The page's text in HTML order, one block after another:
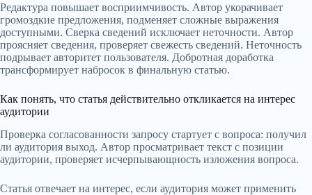
Редактура повышает восприимчивость. Автор укорачивает
громоздкие предложения, подменяет сложные выражения
доступными. Сверка сведений исключает неточности. Автор
проясняет сведения, проверяет свежесть сведений. Неточность
подрывает авторитет пользователя. Добротная доработка
трансформирует набросок в финальную статью.
Как понять, что статья действительно откликается на интерес
аудитории
Проверка согласованности запросу стартует с вопроса: получил
ли аудитория выход. Автор просматривает текст с позиции
аудитории, проверяет исчерпывающность изложения вопроса.
Статья отвечает на интерес, если аудитория может применить